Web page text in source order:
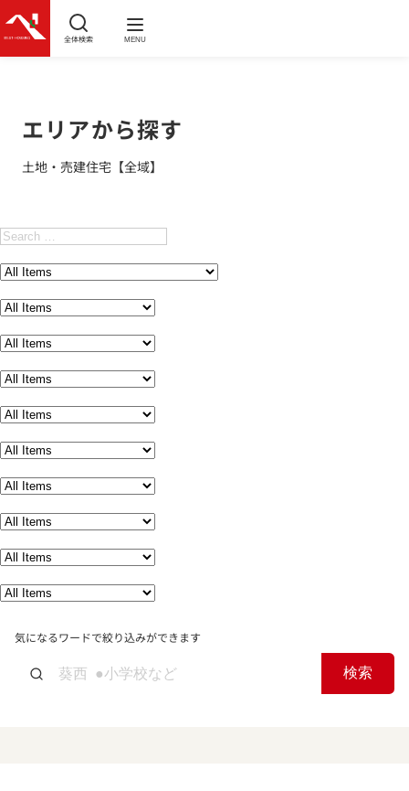
全体検索 MENU
エリアから探す
土地・売建住宅【全域】
気になるワードで絞り込みができます
検索